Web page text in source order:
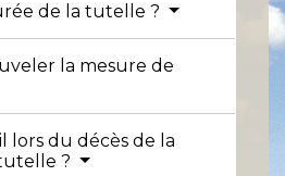
de la tutelle ?
la mesure de
lors du décès de la
?